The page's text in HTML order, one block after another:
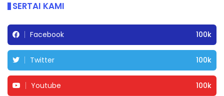
SERTAI KAMI
Facebook 100k
Twitter 100k
Youtube 100k